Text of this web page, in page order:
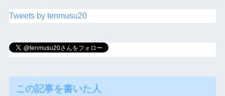
Tweets by tenmusu20
この記事を書いた人